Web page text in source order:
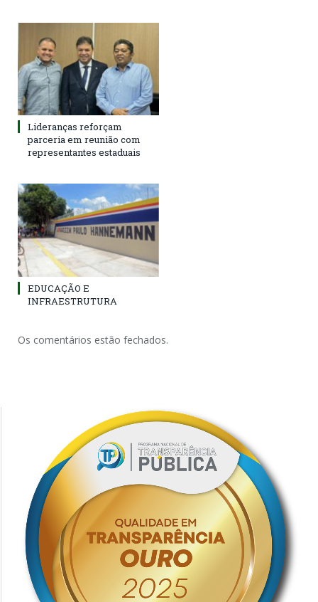
Lideranças reforçam
parceria em reunião com
representantes estaduais
EDUCAÇÃO E
INFRAESTRUTURA
Os comentários estão fechados.